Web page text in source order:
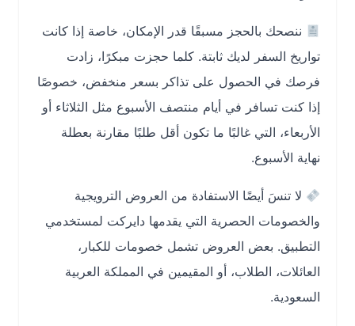
ننصحك بالحجز مسبقًا قدر الإمكان، خاصة إذا كانت
تواريخ السفر لديك ثابتة. كلما حجزت مبكرًا، زادت
فرصك في الحصول على تذاكر بسعر منخفض، خصوصًا
إذا كنت تسافر في أيام منتصف الأسبوع مثل الثلاثاء أو
الأربعاء، التي غالبًا ما تكون أقل طلبًا مقارنة بعطلة
نهاية الأسبوع.
لا تنسَ أيضًا الاستفادة من العروض الترويجية
والخصومات الحصرية التي يقدمها دايركت لمستخدمي
التطبيق. بعض العروض تشمل خصومات للكبار،
العائلات، الطلاب، أو المقيمين في المملكة العربية
السعودية.